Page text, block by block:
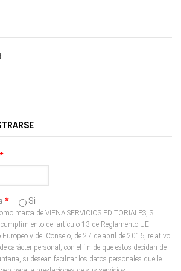
*
* Si
marca de VIENA SERVICIOS EDITORIALES, S.L.
del artículo 13 de Reglamento UE
y del Consejo, de 27 de abril de 2016, relativo
carácter personal, con el fin de que estos decidan de
si desean facilitar los datos personales que le